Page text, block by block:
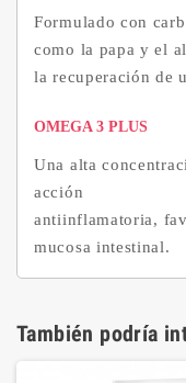
Formulado con
como la papa y el
la recuperación de
OMEGA 3 PLUS
Una alta
acción
antiinflamatoria,
mucosa intestinal.
También podría